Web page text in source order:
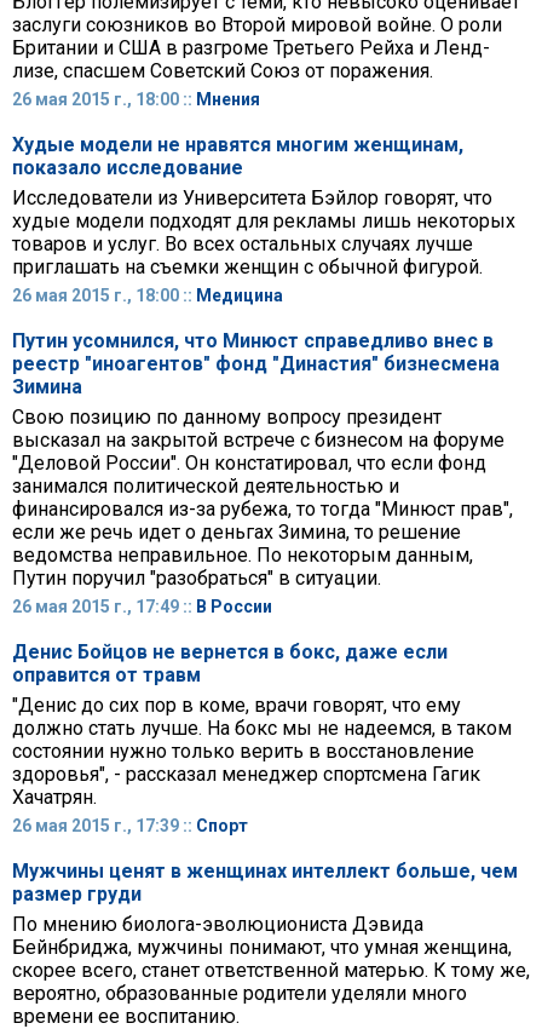
заслуги союзников во Второй мировой войне. О роли
Британии и США в разгроме Третьего Рейха и Ленд-
лизе, спасшем Советский Союз от поражения.
26 мая 2015 г., 18:00 :: Мнения
Худые модели не нравятся многим женщинам,
показало исследование
Исследователи из Университета Бэйлор говорят, что
худые модели подходят для рекламы лишь некоторых
товаров и услуг. Во всех остальных случаях лучше
приглашать на съемки женщин с обычной фигурой.
26 мая 2015 г., 18:00 :: Медицина
Путин усомнился, что Минюст справедливо внес в
реестр "иноагентов" фонд "Династия" бизнесмена
Зимина
Свою позицию по данному вопросу президент
высказал на закрытой встрече с бизнесом на форуме
"Деловой России". Он констатировал, что если фонд
занимался политической деятельностью и
финансировался из-за рубежа, то тогда "Минюст прав",
если же речь идет о деньгах Зимина, то решение
ведомства неправильное. По некоторым данным,
Путин поручил "разобраться" в ситуации.
26 мая 2015 г., 17:49 :: В России
Денис Бойцов не вернется в бокс, даже если
оправится от травм
"Денис до сих пор в коме, врачи говорят, что ему
должно стать лучше. На бокс мы не надеемся, в таком
состоянии нужно только верить в восстановление
здоровья", - рассказал менеджер спортсмена Гагик
Хачатрян.
26 мая 2015 г., 17:39 :: Спорт
Мужчины ценят в женщинах интеллект больше, чем
размер груди
По мнению биолога-эволюциониста Дэвида
Бейнбриджа, мужчины понимают, что умная женщина,
скорее всего, станет ответственной матерью. К тому же,
вероятно, образованные родители уделяли много
времени ее воспитанию.